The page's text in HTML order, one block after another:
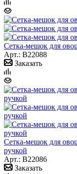
Сетка-мешок для
Арт.: B22088
Заказать
Сетка-мешок для
ручкой
Арт.: B22086
Заказать